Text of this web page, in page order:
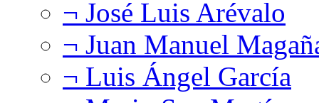
¬ José Luis Arévalo
¬ Juan Manuel
¬ Luis Ángel García